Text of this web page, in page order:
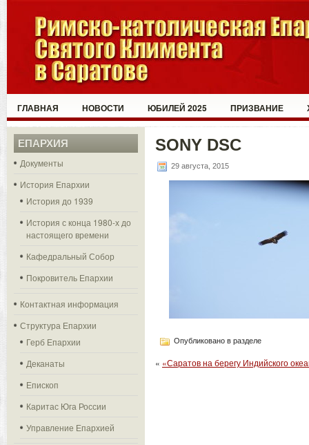
ГЛАВНАЯ НОВОСТИ ЮБИЛЕЙ 2025 ПРИЗВАНИЕ
ЕПАРХИЯ
Документы
История Епархии
История до 1939
История с конца 1980-х до
настоящего времени
Кафедральный Собор
Покровитель Епархии
Контактная информация
Структура Епархии
Герб Епархии
Деканаты
Епископ
Каритас Юга России
Управление Епархией
SONY DSC
29 августа, 2015
Опубликовано в разделе
« «Саратов на берегу Индийского